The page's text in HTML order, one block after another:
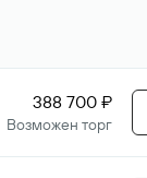
388 700 ₽
Возможен торг